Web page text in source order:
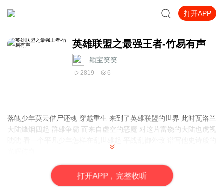
打开APP
英雄联盟之最强王者-竹易有声
颖宝笑笑
2819 6
落魄少年莫云借尸还魂 穿越重生 来到了英雄联盟的世界 此时瓦洛兰
大陆烽烟四起 群雄争霸 而来自虚空的恶魔 对这片富饶的大陆也虎视
打开APP，完整收听